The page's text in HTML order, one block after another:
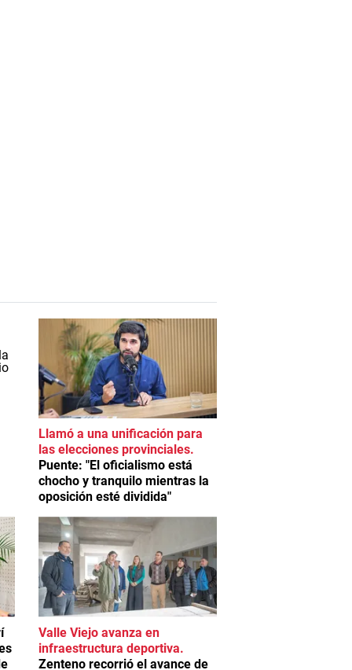
Llamó a una unificación para
las elecciones provinciales
Puente: "El oficialismo está
chocho y tranquilo mientras la
oposición esté dividida"
Valle Viejo avanza en
infraestructura deportiva
Zenteno recorrió el avance de